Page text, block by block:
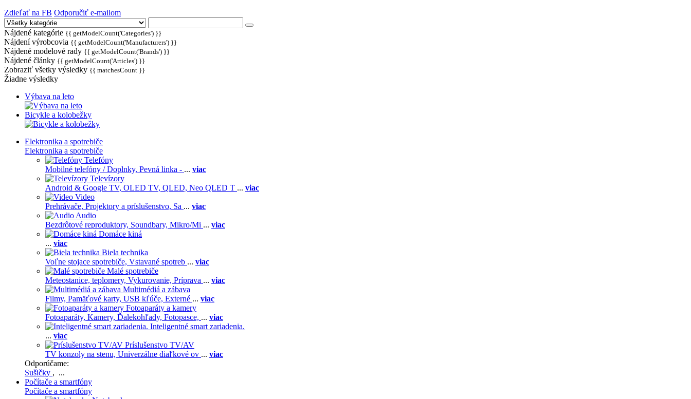
Zdieľať na FB Odporučiť e-mailom
Nájdené kategórie {{ getModelCount('Categories') }}
Nájdení výrobcovia {{ getModelCount('Manufacturers') }}
Nájdené modelové rady {{ getModelCount('Brands') }}
Nájdené články {{ getModelCount('Articles') }}
Zobraziť všetky výsledky {{ matchesCount }}
Žiadne výsledky
Výbava na leto
Bicykle a kolobežky
Elektronika a spotrebiče
Elektronika a spotrebiče
Telefóny
Mobilné telefóny / Doplnky, Pevná linka - ... viac
Televízory
Android & Google TV, OLED TV, QLED, Neo QLED T ... viac
Video
Prehrávače, Projektory a príslušenstvo, Sa ... viac
Audio
Bezdrôtové reproduktory, Soundbary, Mikro/Mi ... viac
Domáce kiná
... viac
Biela technika
Voľne stojace spotrebiče, Vstavané spotreb ... viac
Malé spotrebiče
Meteostanice, teplomery, Vykurovanie, Príprava ... viac
Multimédiá a zábava
Filmy, Pamäťové karty, USB kľúče, Externé ... viac
Fotoaparáty a kamery
Fotoaparáty, Kamery, Ďalekohľady, Fotopasce, ... viac
Inteligentné smart zariadenia.
... viac
Príslušenstvo TV/AV
TV konzoly na stenu, Univerzálne diaľkové ov ... viac
Odporúčame:
Sušičky , ...
Počítače a smartfóny
Počítače a smartfóny